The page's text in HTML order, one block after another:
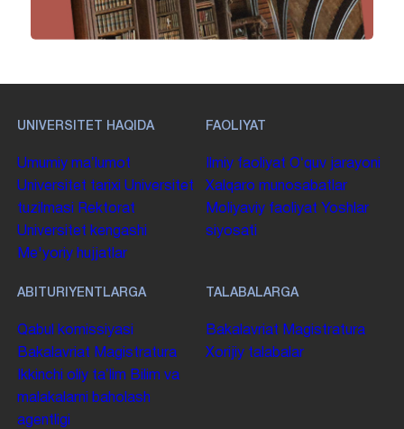
UNIVERSITET HAQIDA
Umumiy maʼlumot
Universitet tarixi Universitet
tuzilmasi
Rektorat
Universitet kengashi
Me'yoriy hujjatlar
FAOLIYAT
Ilmiy faoliyat Oʻquv jarayoni
Xalqaro munosabatlar
Moliyaviy faoliyat Yoshlar
siyosati
ABITURIYENTLARGA
Qabul komissiyasi
Bakalavriat Magistratura
Ikkinchi oliy taʼlim Bilim va
malakalarni baholash
agentligi
TALABALARGA
Bakalavriat Magistratura
Xorijiy talabalar